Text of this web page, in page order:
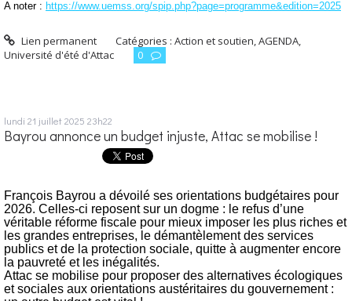
A noter : https://www.uemss.org/spip.php?page=programme&edition=2025
Lien permanent Catégories :Action et soutien,AGENDA,
Université d'été d'Attac
0
lundi 21 juillet 2025 23h22
Bayrou annonce un budget injuste, Attac se mobilise !
François Bayrou a dévoilé ses orientations budgétaires pour
2026. Celles-ci reposent sur un dogme : le refus d’une
véritable réforme fiscale pour mieux imposer les plus riches et
les grandes entreprises, le démantèlement des services
publics et de la protection sociale, quitte à augmenter encore
la pauvreté et les inégalités.
Attac se mobilise pour proposer des alternatives écologiques
et sociales aux orientations austéritaires du gouvernement :